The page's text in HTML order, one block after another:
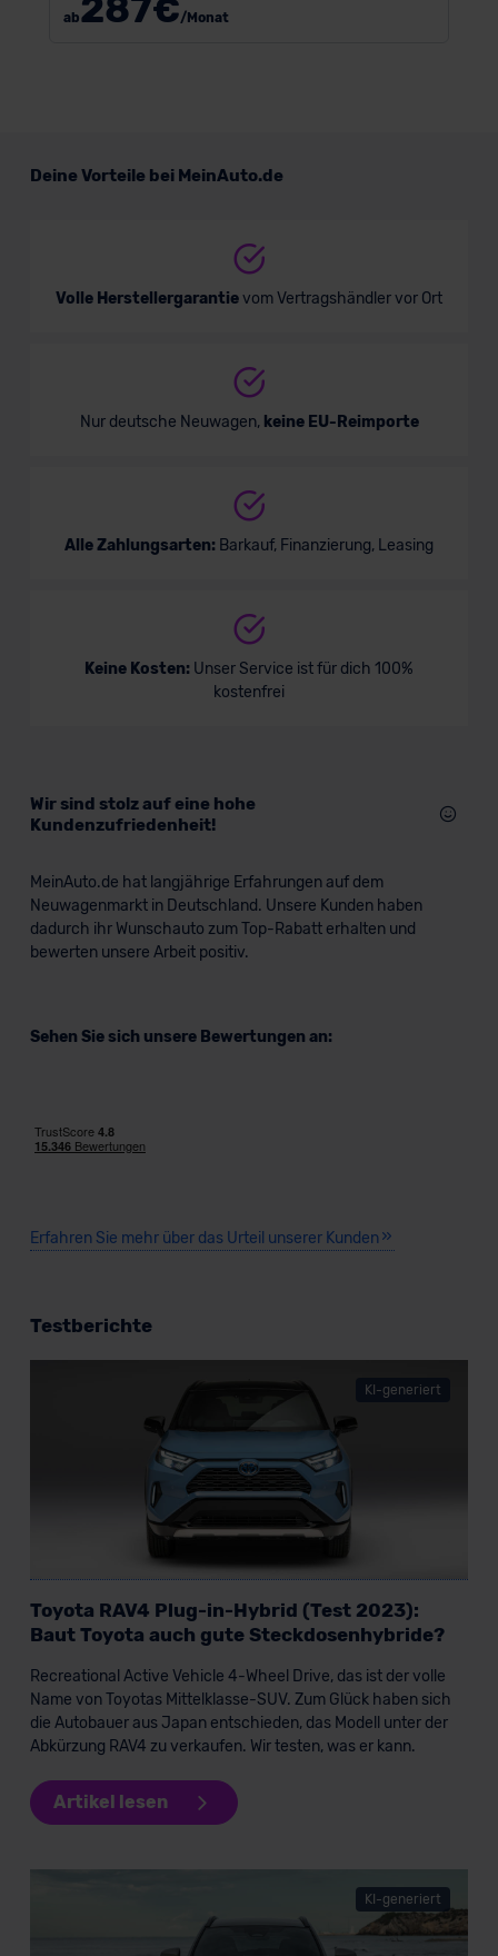
ab €/Monat
Deine Vorteile bei MeinAuto.de
Volle Herstellergarantievom Vertragshändler vor Ort
Nur deutsche Neuwagen, keine EU-Reimporte
Alle Zahlungsarten: Barkauf, Finanzierung, Leasing
Keine Kosten: Unser Service ist für dich 100%
kostenfrei
Wir sind stolz auf eine hohe
Kundenzufriedenheit!
MeinAuto.de hat langjährige Erfahrungen auf dem
Neuwagenmarkt in Deutschland. Unsere Kunden haben
dadurch ihr Wunschauto zum Top-Rabatt erhalten und
bewerten unsere Arbeit positiv.
Sehen Sie sich unsere Bewertungen an:
Erfahren Sie mehr über das Urteil unserer Kunden
Testberichte
KI-generiert
Toyota RAV4 Plug-in-Hybrid (Test 2023):
Baut Toyota auch gute Steckdosenhybride?
Recreational Active Vehicle 4-Wheel Drive, das ist der volle
Name von Toyotas Mittelklasse-SUV. Zum Glück haben sich
die Autobauer aus Japan entschieden, das Modell unter der
Abkürzung RAV4 zu verkaufen. Wir testen, was er kann.
Artikel lesen
KI-generiert